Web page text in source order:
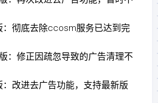
：彻底去除ccosm服务已达到完
：修正因疏忽导致的广告清理不
：改进去广告功能，支持最新版